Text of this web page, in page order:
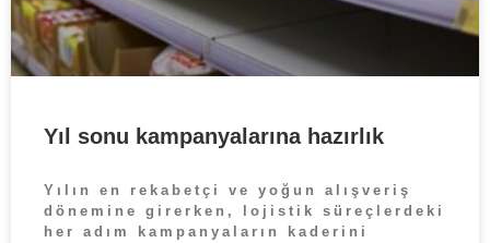
Yıl sonu kampanyalarına hazırlık
Yılın en rekabetçi ve yoğun alışveriş
dönemine girerken, lojistik süreçlerdeki
her adım kampanyaların kaderini